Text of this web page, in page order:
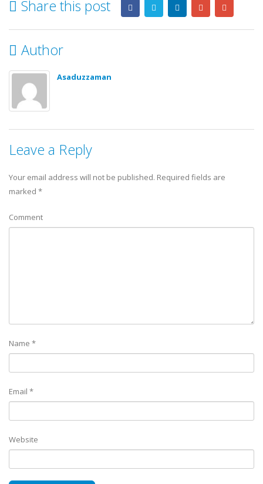
Share this post
Author
Asaduzzaman
Leave a Reply
Your email address will not be published. Required fields are
marked *
Comment
Name *
Email *
Website